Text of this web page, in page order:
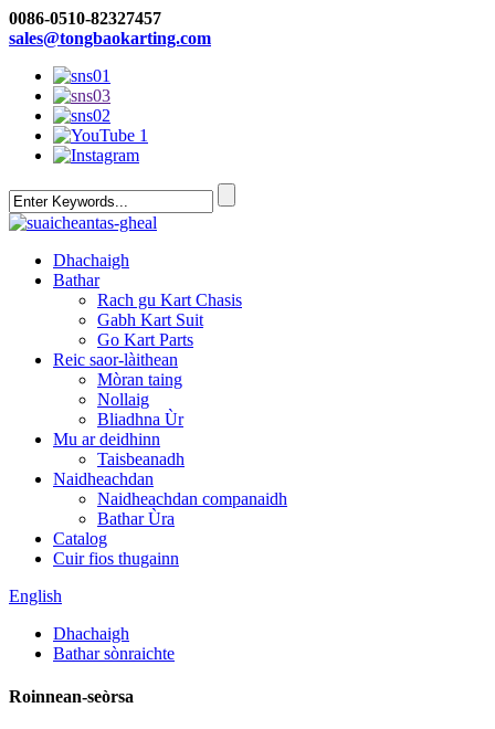
0086-0510-82327457
sales@tongbaokarting.com
Dhachaigh
Bathar
Rach gu Kart Chasis
Gabh Kart Suit
Go Kart Parts
Reic saor-làithean
Mòran taing
Nollaig
Bliadhna Ùr
Mu ar deidhinn
Taisbeanadh
Naidheachdan
Naidheachdan companaidh
Bathar Ùra
Catalog
Cuir fios thugainn
English
Dhachaigh
Bathar sònraichte
Roinnean-seòrsa